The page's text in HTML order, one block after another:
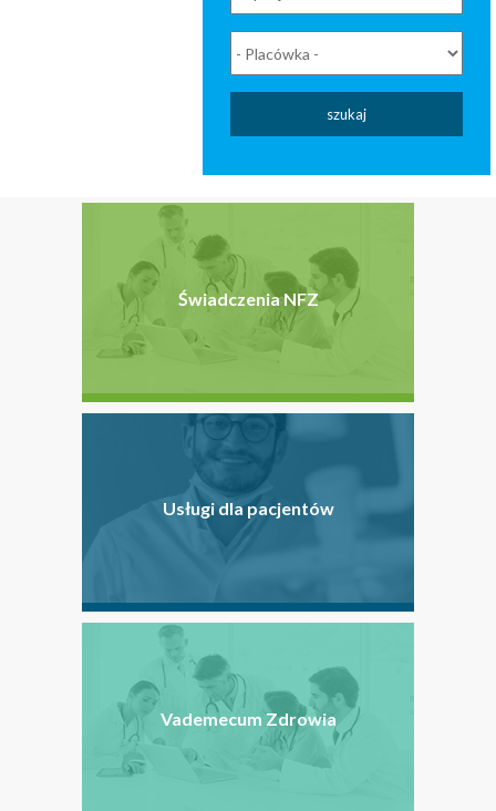
szukaj
Świadczenia NFZ
Usługi dla pacjentów
Vademecum Zdrowia